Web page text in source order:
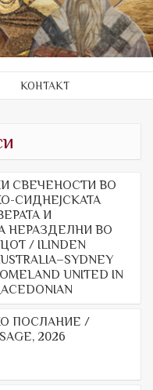
КОНТАКТ
СВЕЧЕНОСТИ ВО
СИДНЕЈСКАТА
И
НЕРАЗДЕЛНИ ВО
/ ILINDEN
UNITED IN
ПОСЛАНИЕ /
2026